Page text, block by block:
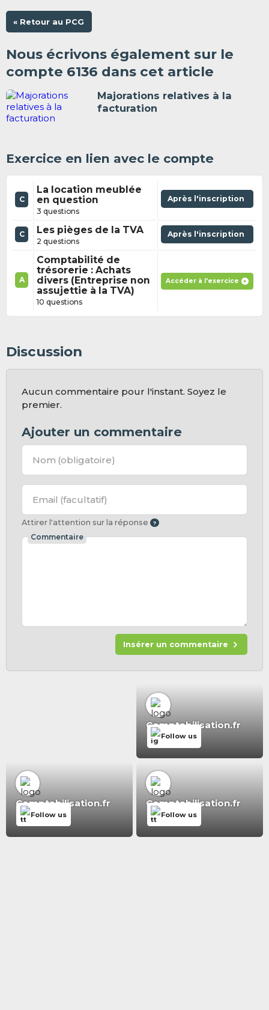
« Retour au PCG
Nous écrivons également sur le
compte 6136 dans cet article
Majorations relatives à la
facturation
Exercice en lien avec le compte
C
La location meublée
en question
3 questions
Après l'inscription
C Les pièges de la TVA
2 questions
Après l'inscription
A
Comptabilité de
trésorerie : Achats
divers (Entreprise non
assujettie à la TVA)
10 questions
Accéder à l'exercice
Discussion
Aucun commentaire pour l'instant. Soyez le
premier.
Ajouter un commentaire
Nom (obligatoire)
Email (facultatif)
Attirer l'attention sur la réponse
Commentaire
Insérer un commentaire
Comptabilisation.fr
Follow us
Comptabilisation.fr
Follow us
Comptabilisation.fr
Follow us